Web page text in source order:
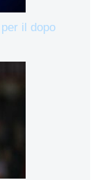
il dopo